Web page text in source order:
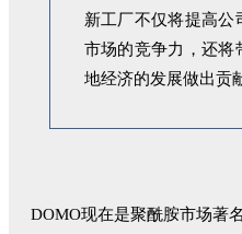
新工厂不仅将提高公
市场的竞争力，还将
地经济的发展做出贡
DOMO现在是聚酰胺市场著